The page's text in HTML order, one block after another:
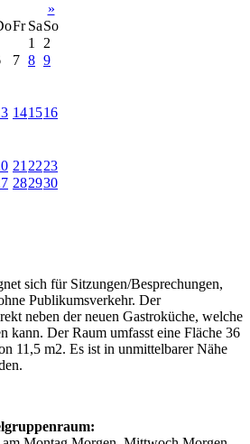
»
Fr SaSo
1
2
7 8 9
141516
21 2223
282930
sich für Sitzungen/Besprechungen,
Publikumsverkehr. Der
neben der neuen Gastroküche, welche
kann. Der Raum umfasst eine Fläche 36
11,5 m2. Es ist in unmittelbarer Nähe